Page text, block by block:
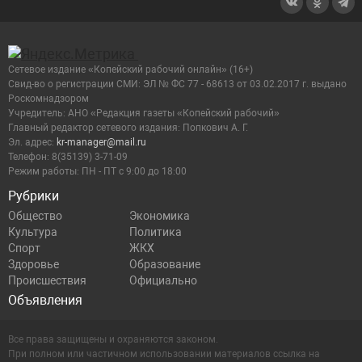
Рубрики
Общество
Экономика
Культура
Политика
Спорт
ЖКХ
Здоровье
Образование
Происшествия
Официально
Объявления
Сетевое издание «Копейский рабочий онлайн» (16+)
Cвид-во о регистрации СМИ: ЭЛ № ФС 77 - 68613 от 03.02.2017 г. выдано
Роскомнадзором
Учредитель: АНО «Редакция газеты «Копейский рабочий»
Главный редактор сетевого издания: Попкович А. Г.
Эл. адрес: kr-manager@mail.ru
Телефон: 8(35139) 3-71-09
Режим работы: ПН - ПТ с 9:00 до 18:00
Все права защищены и охраняются законом.
При полном или частичном использовании материалов ссылка на